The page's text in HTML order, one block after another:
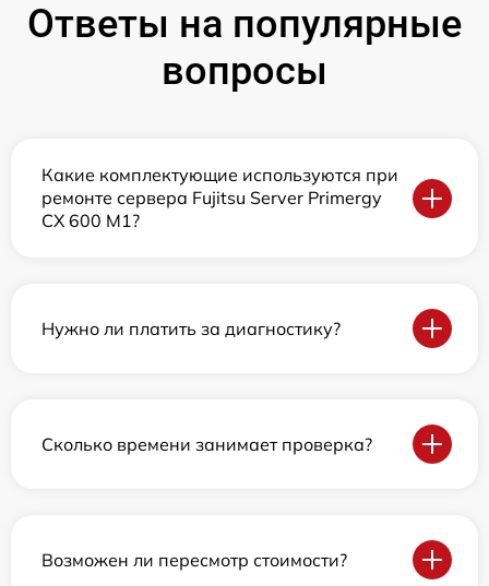
Ответы на популярные
вопросы
Какие комплектующие используются при
ремонте сервера Fujitsu Server Primergy
CX 600 M1?
Нужно ли платить за диагностику?
Сколько времени занимает проверка?
Возможен ли пересмотр стоимости?